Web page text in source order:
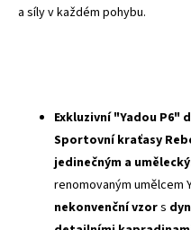
a síly v každém pohybu.
Exkluzivní "Yadou P6"
Sportovní kraťasy
jedinečným a
renomovaným umělcem
nekonvenční vzors